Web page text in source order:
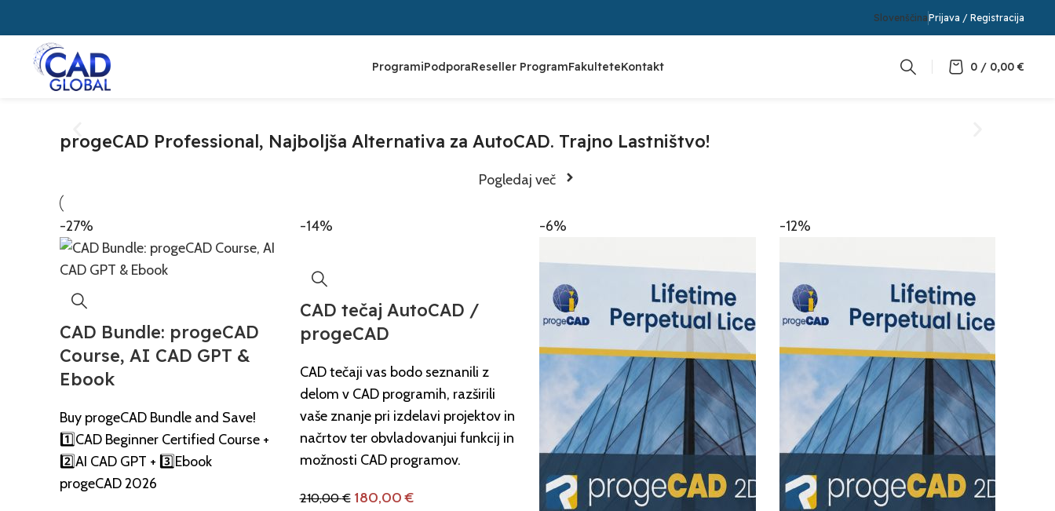
SlovenščinaPrijava / Registracija
ProgramiPodporaReseller ProgramFakulteteKontakt 0 / 0,00€
progeCAD Professional, Najboljša Alternativa za AutoCAD. Trajno Lastništvo!
Pogledaj več
-27%
CAD Bundle: progeCAD
Course, AI CAD GPT &
Ebook
Buy progeCAD Bundle and Save!
1️⃣CAD Beginner Certified Course +
2️⃣AI CAD GPT + 3️⃣Ebook
progeCAD 2026
-14%
CAD tečaj AutoCAD /
progeCAD
CAD tečaji vas bodo seznanili z
delom v CAD programih, razširili
vaše znanje pri izdelavi projektov in
načrtov ter obvladovanjui funkcij in
možnosti CAD programov.
210,00€ 180,00€
-6% -12%